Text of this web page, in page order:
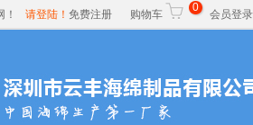
请登陆！ 免费注册 购物车
0
会员登